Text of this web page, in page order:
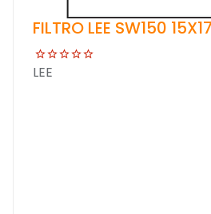
FILTRO LEE SW150
LEE